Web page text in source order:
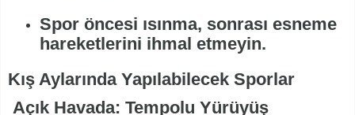
Spor öncesi ısınma, sonrası esneme
hareketlerini ihmal etmeyin.
Kış Aylarında Yapılabilecek Sporlar
Açık Havada: Tempolu Yürüyüş